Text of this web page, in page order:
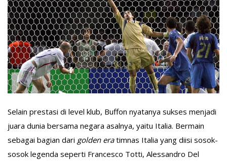
Selain prestasi di level klub, Buffon nyatanya sukses menjadi
juara dunia bersama negara asalnya, yaitu Italia. Bermain
sebagai bagian dari golden eratimnas Italia yang diisi sosok-
sosok legenda seperti Francesco Totti, Alessandro Del